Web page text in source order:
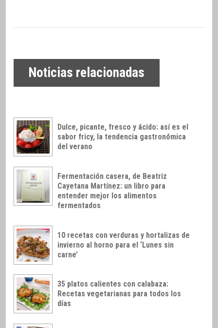
Noticias relacionadas
Dulce, picante, fresco y ácido: así es el
sabor fricy, la tendencia gastronómica
del verano
Fermentación casera, de Beatriz
Cayetana Martínez: un libro para
entender mejor los alimentos
fermentados
10 recetas con verduras y hortalizas de
invierno al horno para el ‘Lunes sin
carne’
35 platos calientes con calabaza:
Recetas vegetarianas para todos los
días